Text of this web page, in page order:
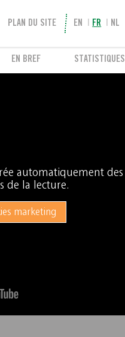
PLAN DU SITE EN FR NL
EN BREF STATISTIQUES
automatiquement des
de la lecture.
marketing